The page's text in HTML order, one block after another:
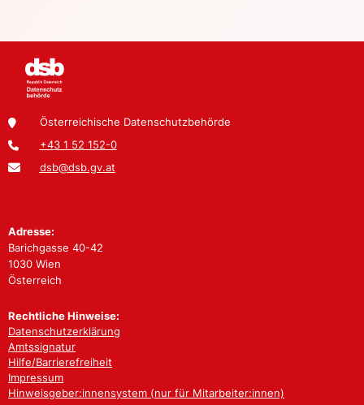
Österreichische Datenschutzbehörde
+43 1 52 152-0
dsb@dsb.gv.at
Adresse:
Barichgasse 40-42
1030 Wien
Österreich
Rechtliche Hinweise:
Datenschutzerklärung
Amtssignatur
Hilfe/Barrierefreiheit
Impressum
Hinweisgeber:innensystem (nur für Mitarbeiter:innen)